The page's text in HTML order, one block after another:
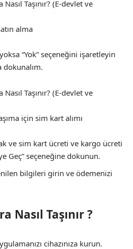
alma
“Yok” seçeneğini işaretleyin
dokunalım.
için sim kart alımı
ve sim kart ücreti ve kargo ücreti
Geç” seçeneğine dokunun.
bilgileri girin ve ödemenizi
Nasıl Taşınır ?
cihazınıza kurun.